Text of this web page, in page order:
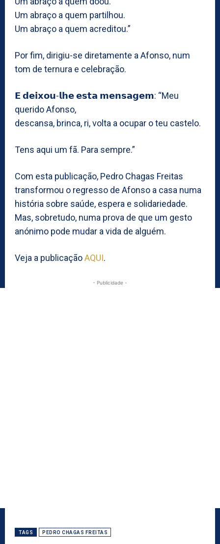
Um abraço a quem partilhou.
Um abraço a quem acreditou.”
Por fim, dirigiu-se diretamente a Afonso, num
tom de ternura e celebração.
𝗘 𝗱𝗲𝗶𝘅𝗼𝘂-𝗹𝗵𝗲 𝗲𝘀𝘁𝗮 𝗺𝗲𝗻𝘀𝗮𝗴𝗲𝗺: “Meu
querido Afonso,
descansa, brinca, ri, volta a ocupar o teu castelo.
Tens aqui um fã. Para sempre.”
Com esta publicação, Pedro Chagas Freitas
transformou o regresso de Afonso a casa numa
história sobre saúde, espera e solidariedade.
Mas, sobretudo, numa prova de que um gesto
anónimo pode mudar a vida de alguém.
Veja a publicaçãoAQUI.
- Publicidade -
TAGS PEDRO CHAGAS FREITAS